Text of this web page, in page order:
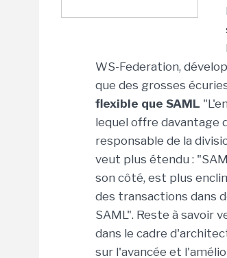
WS-Federation,
que des grosses
flexible que SAML
lequel offre davantage
responsable de la
veut plus étendu :
son côté, est plus
des transactions dans
SAML". Reste à savoir
dans le cadre
sur l'avancée et